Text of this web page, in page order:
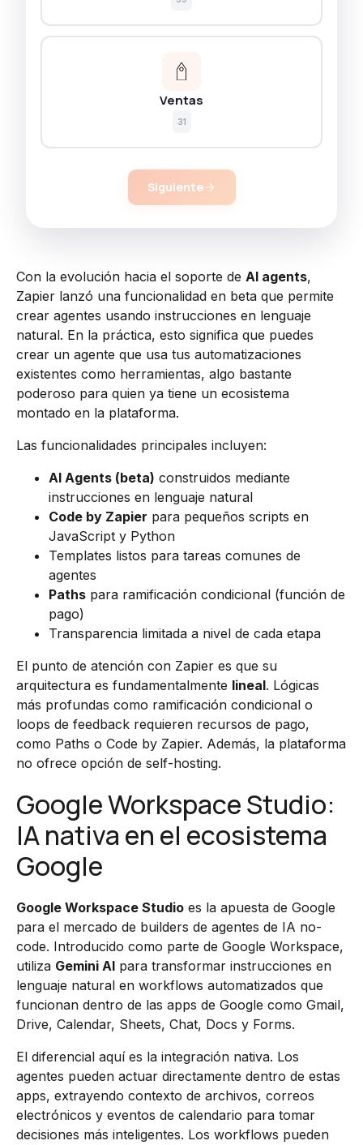
Ventas
31
Siguiente
Con la evolución hacia el soporte de AI agents,
Zapier lanzó una funcionalidad en beta que permite
crear agentes usando instrucciones en lenguaje
natural. En la práctica, esto significa que puedes
crear un agente que usa tus automatizaciones
existentes como herramientas, algo bastante
poderoso para quien ya tiene un ecosistema
montado en la plataforma.
Las funcionalidades principales incluyen:
AI Agents (beta) construidos mediante
instrucciones en lenguaje natural
Code by Zapier para pequeños scripts en
JavaScript y Python
Templates listos para tareas comunes de
agentes
Paths para ramificación condicional (función de
pago)
Transparencia limitada a nivel de cada etapa
El punto de atención con Zapier es que su
arquitectura es fundamentalmente lineal. Lógicas
más profundas como ramificación condicional o
loops de feedback requieren recursos de pago,
como Paths o Code by Zapier. Además, la plataforma
no ofrece opción de self-hosting.
Google Workspace Studio:
IA nativa en el ecosistema
Google
Google Workspace Studio es la apuesta de Google
para el mercado de builders de agentes de IA no-
code. Introducido como parte de Google Workspace,
utiliza Gemini AI para transformar instrucciones en
lenguaje natural en workflows automatizados que
funcionan dentro de las apps de Google como Gmail,
Drive, Calendar, Sheets, Chat, Docs y Forms.
El diferencial aquí es la integración nativa. Los
agentes pueden actuar directamente dentro de estas
apps, extrayendo contexto de archivos, correos
electrónicos y eventos de calendario para tomar
decisiones más inteligentes. Los workflows pueden